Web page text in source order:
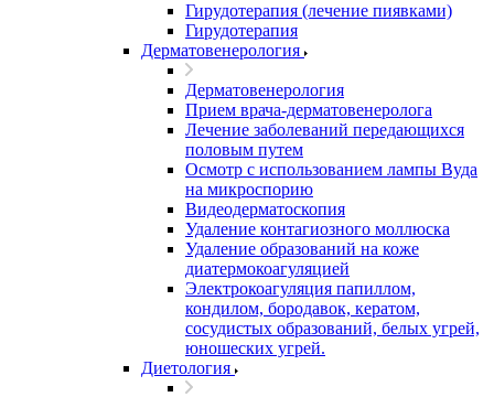
Гирудотерапия (лечение пиявками)
Гирудотерапия
Дерматовенерология
Дерматовенерология
Прием врача-дерматовенеролога
Лечение заболеваний передающихся
половым путем
Осмотр с использованием лампы Вуда
на микроспорию
Видеодерматоскопия
Удаление контагиозного моллюска
Удаление образований на коже
диатермокоагуляцией
Электрокоагуляция папиллом,
кондилом, бородавок, кератом,
сосудистых образований, белых угрей,
юношеских угрей.
Диетология